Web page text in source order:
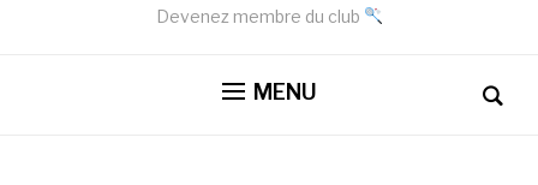
Devenez membre du club
MENU